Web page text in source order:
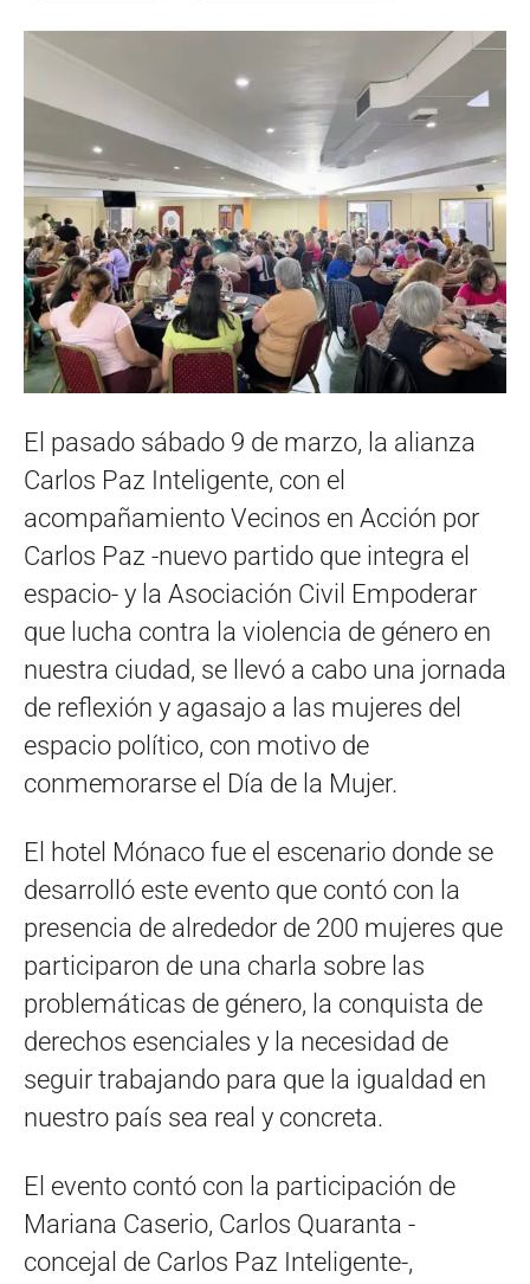
El pasado sábado 9 de marzo, la alianza
Carlos Paz Inteligente, con el
acompañamiento Vecinos en Acción por
Carlos Paz -nuevo partido que integra el
espacio- y la Asociación Civil Empoderar
que lucha contra la violencia de género en
nuestra ciudad, se llevó a cabo una jornada
de reflexión y agasajo a las mujeres del
espacio político, con motivo de
conmemorarse el Día de la Mujer.
El hotel Mónaco fue el escenario donde se
desarrolló este evento que contó con la
presencia de alrededor de 200 mujeres que
participaron de una charla sobre las
problemáticas de género, la conquista de
derechos esenciales y la necesidad de
seguir trabajando para que la igualdad en
nuestro país sea real y concreta.
El evento contó con la participación de
Mariana Caserio, Carlos Quaranta -
concejal de Carlos Paz Inteligente-,